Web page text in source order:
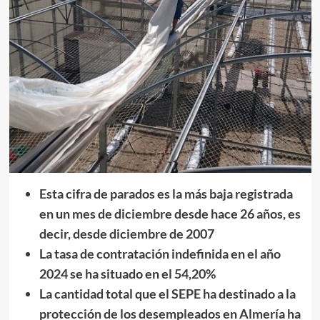
Esta cifra de parados es la más baja registrada
en un mes de diciembre desde hace 26 años, es
decir, desde diciembre de 2007
La tasa de contratación indefinida en el año
2024 se ha situado en el 54,20%
La cantidad total que el SEPE ha destinado a la
protección de los desempleados en Almería ha